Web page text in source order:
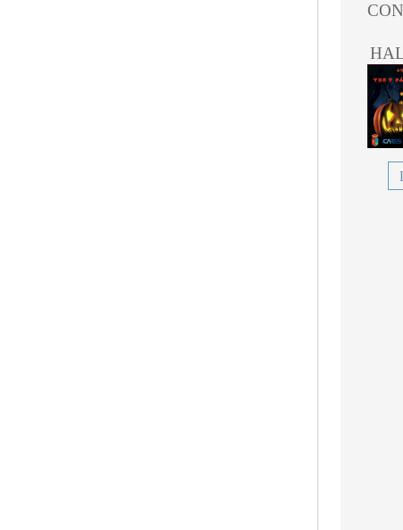
para